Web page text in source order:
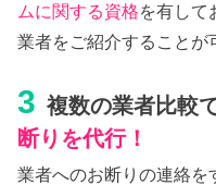
ムに関する資格を有して
業者をご紹介することが
3 複数の業者比較
断りを代行！
業者へのお断りの連絡